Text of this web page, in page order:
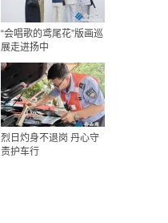
“会唱歌的鸢尾花”版画巡
展走进扬中
烈日灼身不退岗 丹心守
责护车行